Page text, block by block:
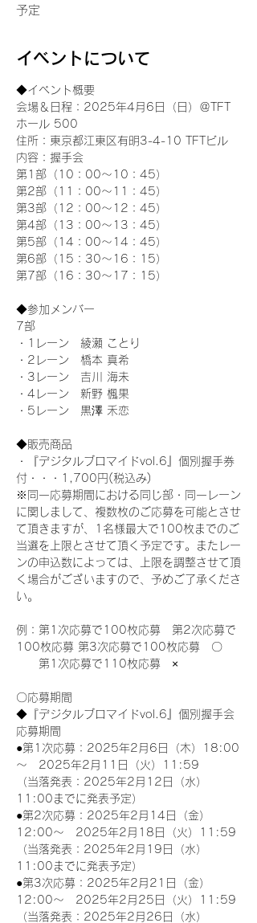
予定
イベントについて
◆イベント概要
会場＆日程：2025年4月6日（日）＠TFT
ホール 500
住所：東京都江東区有明3-4-10 TFTビル
内容：握手会
第1部（10：00～10：45）
第2部（11：00～11：45）
第3部（12：00～12：45）
第4部（13：00～13：45）
第5部（14：00～14：45）
第6部（15：30～16：15）
第7部（16：30～17：15）
◆参加メンバー
7部
・1レーン　綾瀬 ことり
・2レーン　橋本 真希
・3レーン　吉川 海未
・4レーン　新野 楓果
・5レーン　黒澤 禾恋
◆販売商品
・『デジタルブロマイドvol.6』個別握手券
付・・・1,700円(税込み)
※同一応募期間における同じ部・同一レーン
に関しまして、複数枚のご応募を可能とさせ
て頂きますが、1名様最大で100枚までのご
当選を上限とさせて頂く予定です。またレー
ンの申込数によっては、上限を調整させて頂
く場合がございますので、予めご了承くださ
い。
例：第1次応募で100枚応募　第2次応募で
100枚応募 第3次応募で100枚応募　〇
第1次応募で110枚応募　×
〇応募期間
◆『デジタルブロマイドvol.6』個別握手会
応募期間
●第1次応募：2025年2月6日（木）18:00
～　2025年2月11日（火）11:59
（当落発表：2025年2月12日（水）
11:00までに発表予定）
●第2次応募：2025年2月14日（金）
12:00～　2025年2月18日（火）11:59
（当落発表：2025年2月19日（水）
11:00までに発表予定）
●第3次応募：2025年2月21日（金）
12:00～　2025年2月25日（火）11:59
（当落発表：2025年2月26日（水）